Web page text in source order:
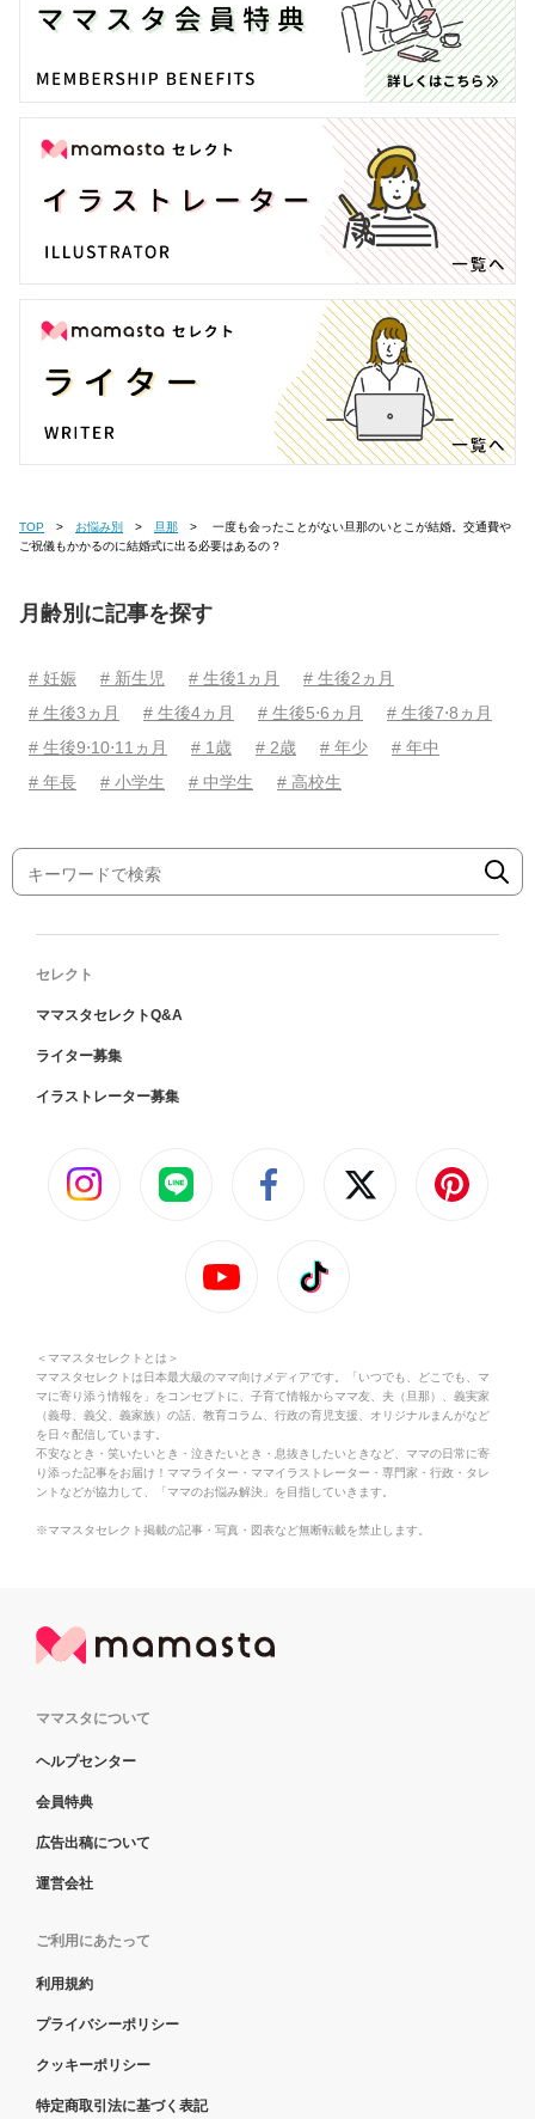
TOP お悩み別 旦那
ご祝儀もかかるのに結婚式に出る必要はあるの？
月齢別に記事を探す
# 妊娠 # 新生児 # 生後1ヵ月
# 生後2ヵ月
# 生後3ヵ月
# 生後4ヵ月 # 生後5⋅6ヵ月
# 生後7⋅8ヵ月
# 生後9⋅10⋅11ヵ月
# 1歳 # 2歳 # 年少
# 年中
# 年長
# 小学生 # 中学生 # 高校生
セレクト
ママスタセレクトQ&A
ライター募集
イラストレーター募集
＜ママスタセレクトとは＞
ママスタセレクトは日本最大級のママ向けメディアです。「いつでも、どこでも、マ
マに寄り添う情報を」をコンセプトに、子育て情報からママ友、夫（旦那）、義実家
（義母、義父、義家族）の話、教育コラム、行政の育児支援、オリジナルまんがなど
を日々配信しています。
不安なとき・笑いたいとき・泣きたいとき・息抜きしたいときなど、ママの日常に寄
り添った記事をお届け！ママライター・ママイラストレーター・専門家・行政・タレ
ントなどが協力して、「ママのお悩み解決」を目指していきます。
※ママスタセレクト掲載の記事・写真・図表など無断転載を禁止します。
ママスタについて
ヘルプセンター
会員特典
広告出稿について
運営会社
ご利用にあたって
利用規約
プライバシーポリシー
クッキーポリシー
特定商取引法に基づく表記